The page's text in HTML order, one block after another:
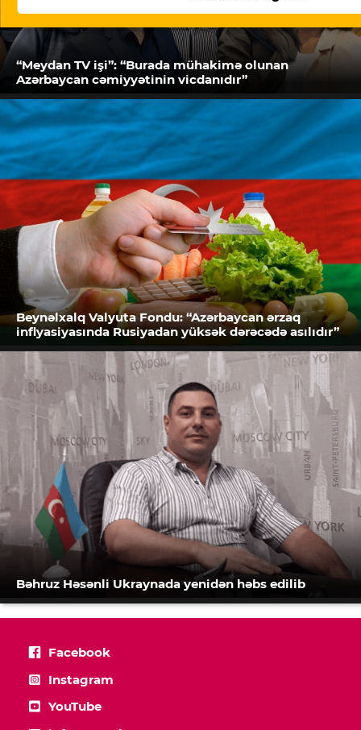
“Meydan TV işi”: “Burada mühakimə olunan
Azərbaycan cəmiyyətinin vicdanıdır”
Beynəlxalq Valyuta Fondu: “Azərbaycan ərzaq
inflyasiyasında Rusiyadan yüksək dərəcədə asılıdır”
Bəhruz Həsənli Ukraynada yenidən həbs edilib
Facebook
Instagram
YouTube